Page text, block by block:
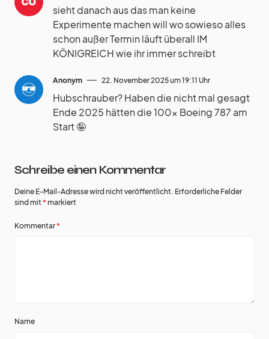
sieht danach aus das man keine
Experimente machen will wo sowieso alles
schon außer Termin läuft überall IM
KÖNIGREICH wie ihr immer schreibt
Anonym 22. November 2025 um 19:11 Uhr
Hubschrauber? Haben die nicht mal gesagt
Ende 2025 hätten die 100x Boeing 787 am
Start 🤪
Schreibe einen Kommentar
Deine E-Mail-Adresse wird nicht veröffentlicht. Erforderliche Felder
sind mit * markiert
Kommentar *
Name